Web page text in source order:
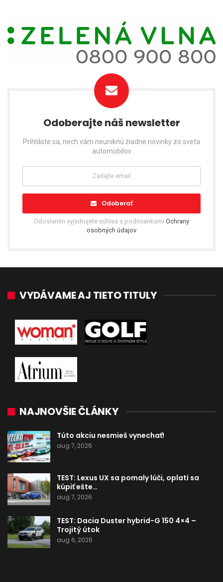
Odoberajte náš newsletter
Prihláste sa, nech vám neuniknú žiadne novinky zo sveta
automobilov
Odoberať
Odoslaním vyjadrujete súhlas s podmienkami Ochrany
osobných údajov
VYDÁVAME AJ TIETO TITULY
NAJNOVŠIE ČLÁNKY
Túto akciu nesmieš vynechať!
aug 7, 2026
TEST: Lexus UX sa pomaly lúči, oplatí sa
kúpiť ešte…
aug 7, 2026
TEST: Dacia Duster hybrid-G 150 4×4 –
Trojitý útok
aug 6, 2026